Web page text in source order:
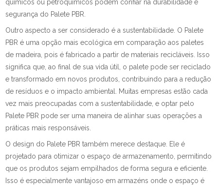
químicos ou petroquímicos podem confiar na durabilidade e
segurança do Palete PBR.
Outro aspecto a ser considerado é a sustentabilidade. O Palete
PBR é uma opção mais ecológica em comparação aos paletes
de madeira, pois é fabricado a partir de materiais recicláveis. Isso
significa que, ao final de sua vida útil, o palete pode ser reciclado
e transformado em novos produtos, contribuindo para a redução
de resíduos e o impacto ambiental. Muitas empresas estão cada
vez mais preocupadas com a sustentabilidade, e optar pelo
Palete PBR pode ser uma maneira de alinhar suas operações a
práticas mais responsáveis.
O design do Palete PBR também merece destaque. Ele é
projetado para otimizar o espaço de armazenamento, permitindo
que os produtos sejam empilhados de forma segura e eficiente.
Isso é especialmente vantajoso em armazéns onde o espaço é